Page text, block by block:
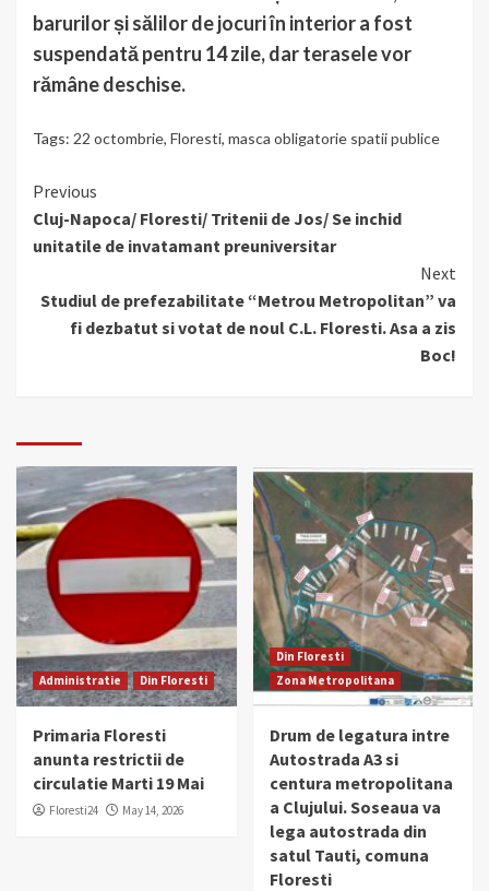
barurilor și sălilor de jocuri în interior a fost
suspendată pentru 14 zile, dar terasele vor
rămâne deschise.
Tags: 22 octombrie, Floresti, masca obligatorie spatii publice
Continue
Reading
Previous
Cluj-Napoca/ Floresti/ Tritenii de Jos/ Se inchid
unitatile de invatamant preuniversitar
Next
Studiul de prefezabilitate “Metrou Metropolitan” va
fi dezbatut si votat de noul C.L. Floresti. Asa a zis
Boc!
Administratie Din Floresti
Primaria Floresti
anunta restrictii de
circulatie Marti 19 Mai
Floresti24 May 14, 2026
Din Floresti
Zona Metropolitana
Drum de legatura intre
Autostrada A3 si
centura metropolitana
a Clujului. Soseaua va
lega autostrada din
satul Tauti, comuna
Floresti